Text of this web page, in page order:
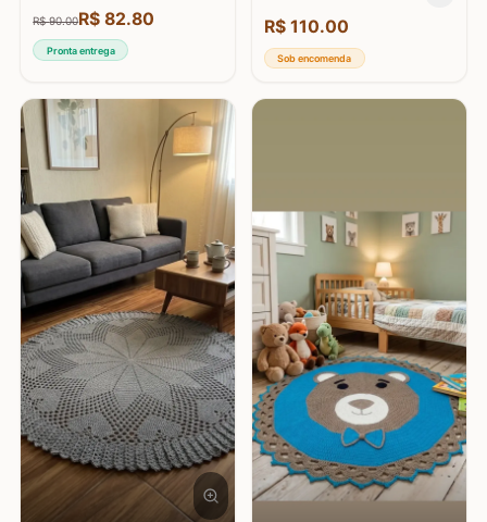
R$90.00R$82.80
Pronta entrega
R$ 110.00
Sob encomenda